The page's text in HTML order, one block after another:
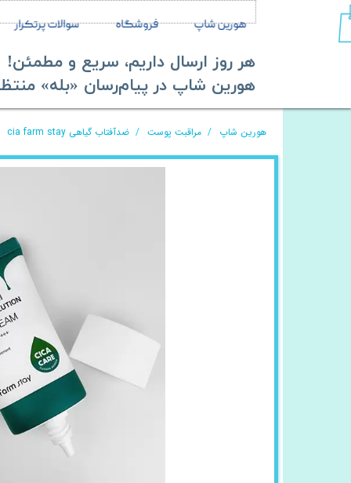
هورین شاپ فروشگاه سوالات پرتکرار
هر روز ارسال داریم، سریع و مطمئن!
​​​​​​​هورین شاپ در پیام‌رسان «بله»
هورین شاپ مراقبت پوست ضدآفتاب گیاهی cia farm stay